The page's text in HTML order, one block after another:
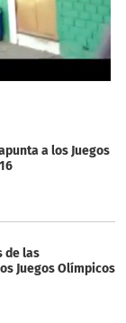
a los Juegos
de las
Juegos Olímpicos